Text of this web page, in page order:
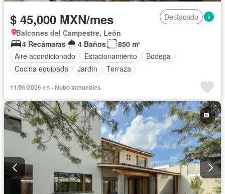
$ 45,000 MXN/mes
Destacado
Balcones del Campestre, León
4 Recámaras
4 Baños
850 m²
Aire acondicionado
Estacionamiento
Bodega
Cocina equipada
Jardín Terraza
11/06/2026 en - Nubo Inmuebles